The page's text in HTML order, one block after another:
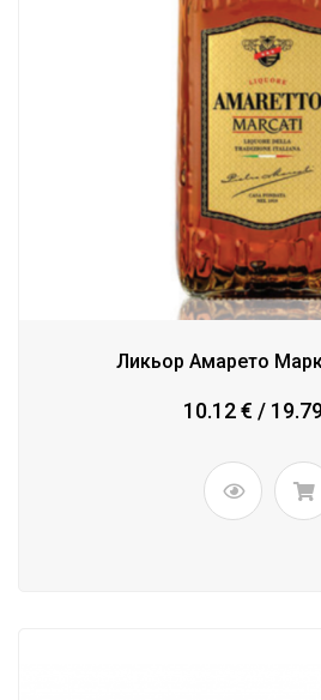
Ликьор Амарето
10.12 € /